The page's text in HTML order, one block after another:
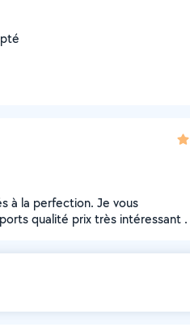
à la perfection. Je vous
qualité prix très intéressant .